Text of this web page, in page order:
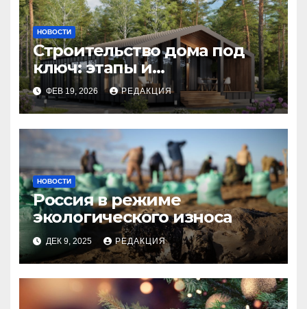
НОВОСТИ
Строительство дома под
ключ: этапы и
планирование бюджета
ФЕВ 19, 2026 РЕДАКЦИЯ
НОВОСТИ
Россия в режиме
экологического износа
ДЕК 9, 2025 РЕДАКЦИЯ